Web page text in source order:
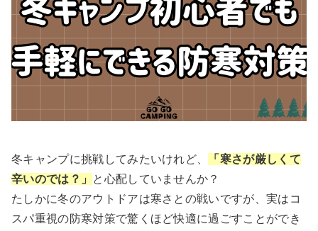
冬キャンプに挑戦してみたいけれど、
「寒さが厳しくて
辛いのでは？」
と心配していませんか？
たしかに冬のアウトドアは寒さとの戦いですが、実はコ
スパ重視の防寒対策で驚くほど快適に過ごすことができ